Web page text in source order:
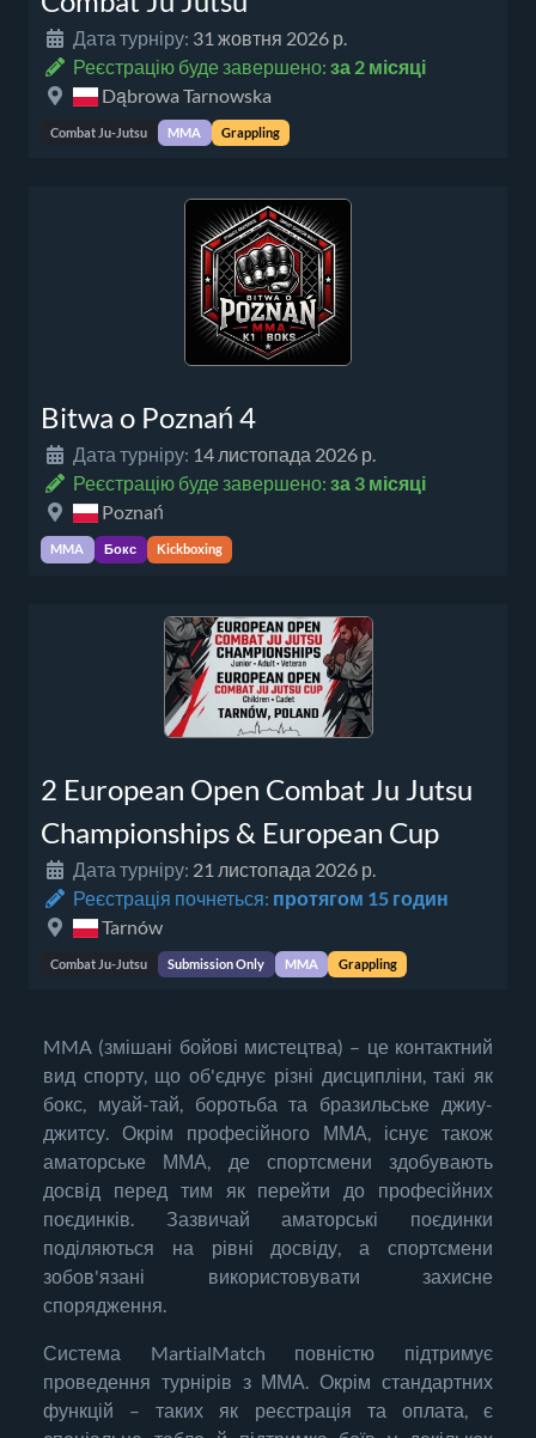
Дата турніру: 31 жовтня 2026 р.
Реєстрацію буде завершено: за 2 місяці
Dąbrowa Tarnowska
Combat Ju-Jutsu MMA Grappling
Bitwa o Poznań 4
Дата турніру: 14 листопада 2026 р.
Реєстрацію буде завершено: за 3 місяці
Poznań
MMA Бокс Kickboxing
2 European Open Combat Ju Jutsu
Championships & European Cup
Дата турніру: 21 листопада 2026 р.
Реєстрація почнеться: протягом 15 годин
Tarnów
Combat Ju-Jutsu Submission Only MMA Grappling
MMA (змішані бойові мистецтва) – це контактний
вид спорту, що об'єднує різні дисципліни, такі як
бокс, муай-тай, боротьба та бразильське джиу-
джитсу. Окрім професійного ММА, існує також
аматорське ММА, де спортсмени здобувають
досвід перед тим як перейти до професійних
поєдинків. Зазвичай аматорські поєдинки
поділяються на рівні досвіду, а спортсмени
зобов'язані використовувати захисне
спорядження.
Система MartialMatch повністю підтримує
проведення турнірів з ММА. Окрім стандартних
функцій – таких як реєстрація та оплата, є